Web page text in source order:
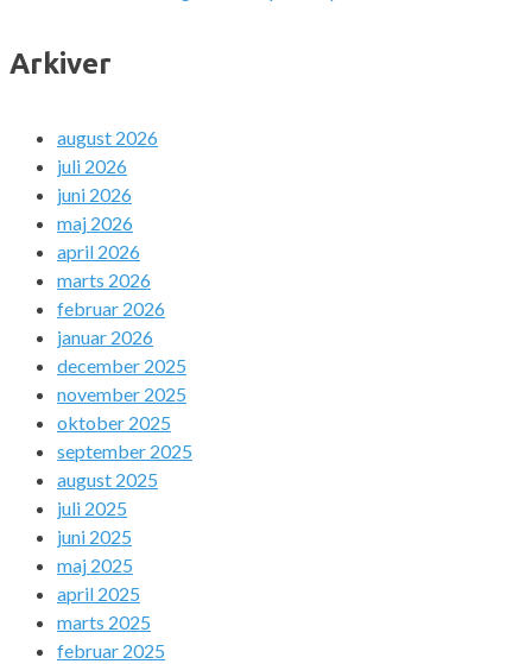
Arkiver
august 2026
juli 2026
juni 2026
maj 2026
april 2026
marts 2026
februar 2026
januar 2026
december 2025
november 2025
oktober 2025
september 2025
august 2025
juli 2025
juni 2025
maj 2025
april 2025
marts 2025
februar 2025